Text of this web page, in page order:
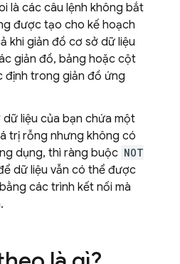
là các câu lệnh không bắt
được tạo cho kế hoạch
khi giản đồ cơ sở dữ liệu
giản đồ, bảng hoặc cột
định trong giản đồ ứng
liệu của bạn chứa một
trị rỗng nhưng không có
dụng, thì ràng buộc NOT
dữ liệu vẫn có thể được
các trình kết nối mà